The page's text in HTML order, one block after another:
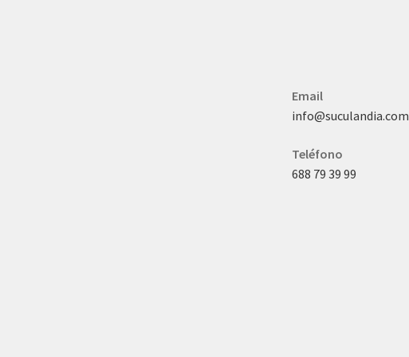
Email
info@suculandia.com
Teléfono
688 79 39 99